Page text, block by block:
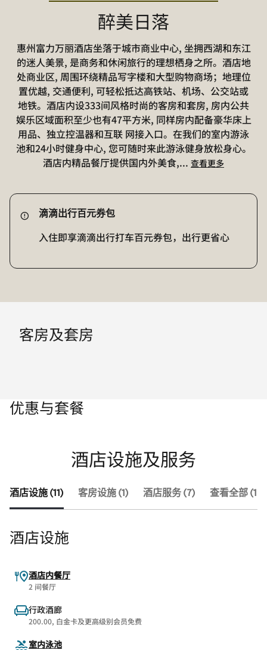
醉美日落
惠州富力万丽酒店坐落于城市商业中心, 坐拥西湖和东江
的迷人美景, 是商务和休闲旅行的理想栖身之所。酒店地
处商业区, 周围环绕精品写字楼和大型购物商场；地理位
置优越, 交通便利, 可轻松抵达高铁站、机场、公交站或
地铁。酒店内设333间风格时尚的客房和套房, 房内公共
娱乐区域面积至少也有47平方米, 同样房内配备豪华床上
用品、独立控温器和互联 网接入口。在我们的室内游泳
池和24小时健身中心, 您可随时来此游泳健身放松身心。
酒店内精品餐厅提供国内外美食,... 查看更多
滴滴出行百元券包
入住即享滴滴出行打车百元券包，出行更省心
客房及套房
优惠与套餐
酒店设施及服务
酒店设施 (11) 客房设施 (1) 酒店服务 (7) 查看全部 (19)
酒店设施
酒店内餐厅
2 间餐厅
行政酒廊
200.00, 白金卡及更高级别会员免费
室内泳池